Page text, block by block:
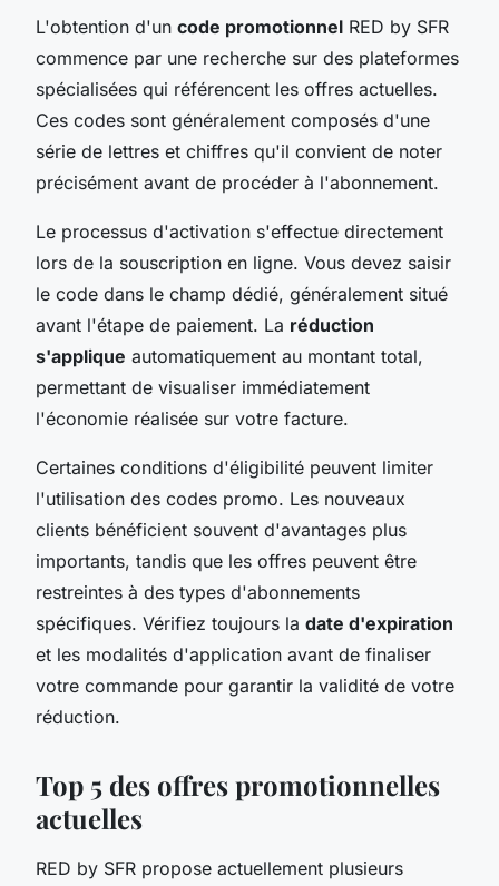
L'obtention d'un code promotionnel RED by SFR
commence par une recherche sur des plateformes
spécialisées qui référencent les offres actuelles.
Ces codes sont généralement composés d'une
série de lettres et chiffres qu'il convient de noter
précisément avant de procéder à l'abonnement.
Le processus d'activation s'effectue directement
lors de la souscription en ligne. Vous devez saisir
le code dans le champ dédié, généralement situé
avant l'étape de paiement. La réduction
s'applique automatiquement au montant total,
permettant de visualiser immédiatement
l'économie réalisée sur votre facture.
Certaines conditions d'éligibilité peuvent limiter
l'utilisation des codes promo. Les nouveaux
clients bénéficient souvent d'avantages plus
importants, tandis que les offres peuvent être
restreintes à des types d'abonnements
spécifiques. Vérifiez toujours la date d'expiration
et les modalités d'application avant de finaliser
votre commande pour garantir la validité de votre
réduction.
Top 5 des offres promotionnelles
actuelles
RED by SFR propose actuellement plusieurs